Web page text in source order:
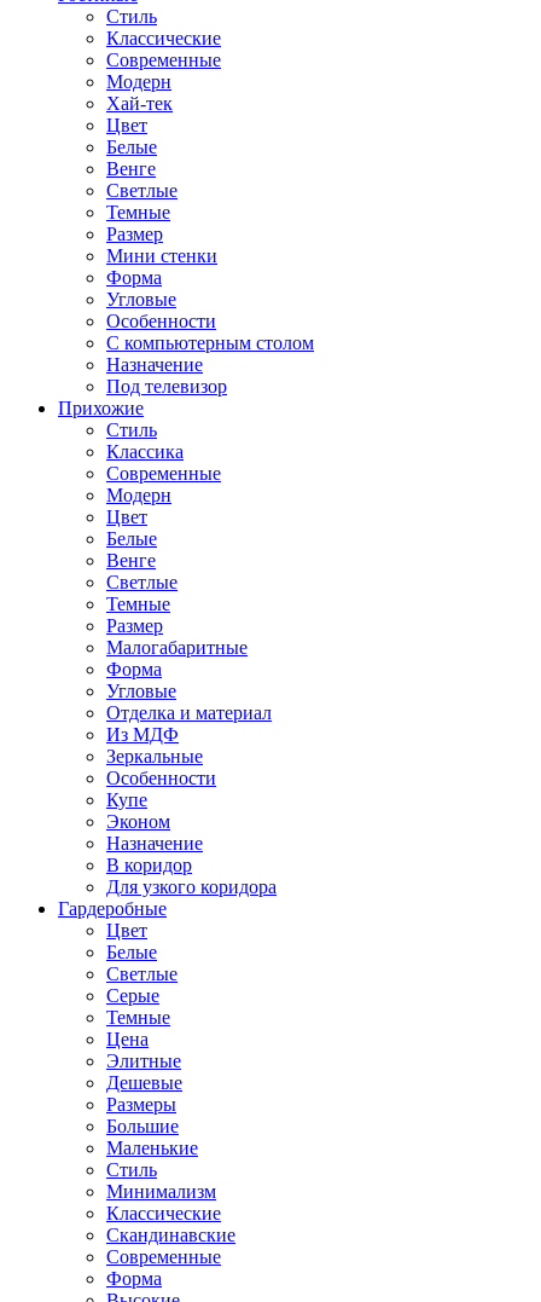
Стиль
Классические
Современные
Модерн
Хай-тек
Цвет
Белые
Венге
Светлые
Темные
Размер
Мини стенки
Форма
Угловые
Особенности
С компьютерным столом
Назначение
Под телевизор
Прихожие
Стиль
Классика
Современные
Модерн
Цвет
Белые
Венге
Светлые
Темные
Размер
Малогабаритные
Форма
Угловые
Отделка и материал
Из МДФ
Зеркальные
Особенности
Купе
Эконом
Назначение
В коридор
Для узкого коридора
Гардеробные
Цвет
Белые
Светлые
Серые
Темные
Цена
Элитные
Дешевые
Размеры
Большие
Маленькие
Стиль
Минимализм
Классические
Скандинавские
Современные
Форма